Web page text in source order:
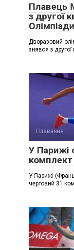
Плавець
з другої
Дворазовий
знявся з другої
Плавання
У Парижі
У Парижі
черговий 31